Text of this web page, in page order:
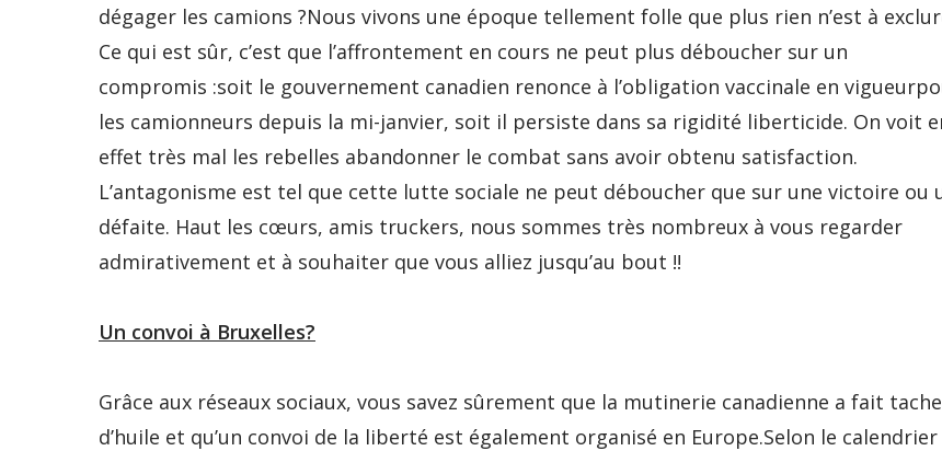
dégager les camions ?Nous vivons une époque tellement folle que plus rien n’est à
Ce qui est sûr, c’est que l’affrontement en cours ne peut plus déboucher sur un
compromis :soit le gouvernement canadien renonce à l’obligation vaccinale en
les camionneurs depuis la mi-janvier, soit il persiste dans sa rigidité liberticide. On voit
effet très mal les rebelles abandonner le combat sans avoir obtenu satisfaction.
L’antagonisme est tel que cette lutte sociale ne peut déboucher que sur une victoire ou
défaite. Haut les cœurs, amis truckers, nous sommes très nombreux à vous regarder
admirativement et à souhaiter que vous alliez jusqu’au bout !!
Un convoi à Bruxelles?
Grâce aux réseaux sociaux, vous savez sûrement que la mutinerie canadienne a fait tache
d’huile et qu’un convoi de la liberté est également organisé en Europe.Selon le calendrier